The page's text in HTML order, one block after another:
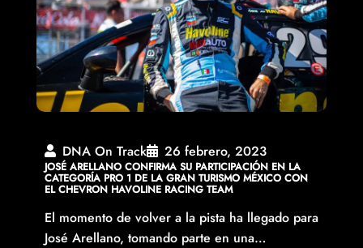
DNA On Track 26 febrero, 2023
JOSÉ ARELLANO CONFIRMA SU PARTICIPACIÓN EN LA
CATEGORÍA PRO 1 DE LA GRAN TURISMO MÉXICO CON
EL CHEVRON HAVOLINE RACING TEAM
El momento de volver a la pista ha llegado para
José Arellano, tomando parte en una…